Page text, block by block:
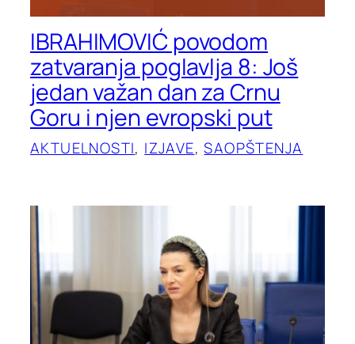
IBRAHIMOVIĆ povodom
zatvaranja poglavlja 8: Još
jedan važan dan za Crnu
Goru i njen evropski put
AKTUELNOSTI, IZJAVE, SAOPŠTENJA